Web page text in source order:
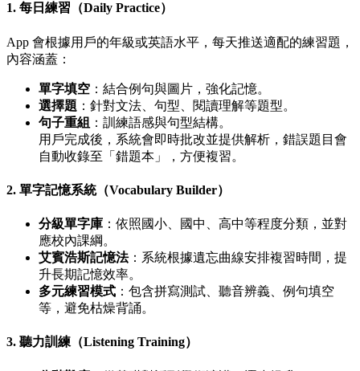
1. 每日練習（Daily Practice）
App 會根據用戶的年級或英語水平，每天推送適配的練習題，
內容涵蓋：
單字填空 ：結合例句與圖片，強化記憶。
選擇題 ：針對文法、句型、閱讀理解等題型。
句子重組 ：訓練語感與句型結構。
用戶完成後，系統會即時批改並提供解析，錯誤題目會
自動收錄至「錯題本」，方便複習。
2. 單字記憶系統（Vocabulary Builder）
分級單字庫 ：依照國小、國中、高中等程度分類，並對
應校內課綱。
艾賓浩斯記憶法：系統根據遺忘曲線安排複習時間，提
升長期記憶效率。
多元練習模式 ：包含拼寫測試、聽音辨義、例句填空
等，避免枯燥背誦。
3. 聽力訓練（Listening Training）